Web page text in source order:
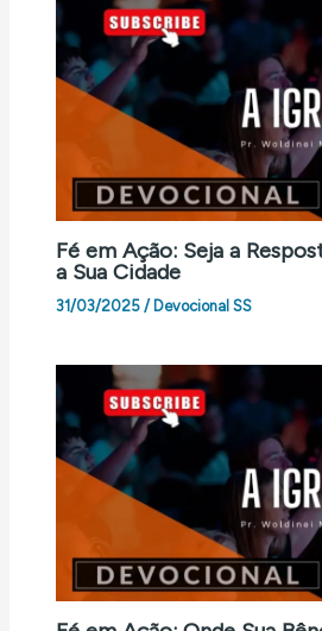
Fé em Ação: Seja a
a Sua Cidade
31/03/2025/ Devocional SS